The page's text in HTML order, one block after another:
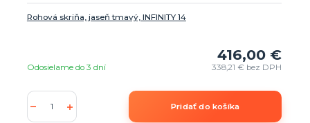
Rohová skriňa, jaseň tmavý, INFINITY 14
416,00 €
338,21 € bez DPH
Odosielame do 3 dní
Pridať do košíka